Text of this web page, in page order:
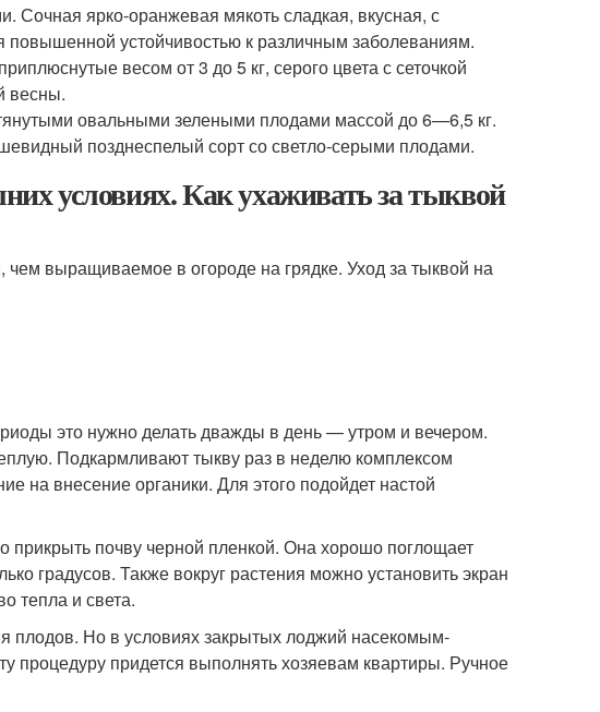
ярко-оранжевая мякоть сладкая, вкусная, с
устойчивостью к различным заболеваниям.
весом от 3 до 5 кг, серого цвета с сеточкой
весны.
овальными зелеными плодами массой до 6—6,5 кг.
позднеспелый сорт со светло-серыми плодами.
условиях. Как ухаживать за тыквой
выращиваемое в огороде на грядке. Уход за тыквой на
это нужно делать дважды в день — утром и вечером.
Подкармливают тыкву раз в неделю комплексом
на внесение органики. Для этого подойдет настой
почву черной пленкой. Она хорошо поглощает
градусов. Также вокруг растения можно установить экран
тепла и света.
плодов. Но в условиях закрытых лоджий насекомым-
процедуру придется выполнять хозяевам квартиры. Ручное